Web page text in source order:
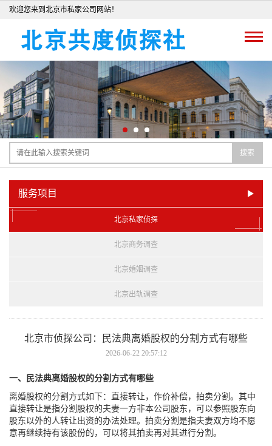
欢迎您来到北京市私家公司网站！
搜索
服务项目
北京私家侦探
北京商务调查
北京婚姻调查
北京出轨调查
北京市侦探公司： 民法典离婚股权的分割方式有哪些
2026-06-22 20:57:12
一、民法典离婚股权的分割方式有哪些
离婚股权的分割方式如下：直接转让，作价补偿，拍卖分割。其中
直接转让是指分割股权的夫妻一方非本公司股东，可以参照股东向
股东以外的人转让出资的办法处理。拍卖分割是指夫妻双方均不愿
意再继续持有该股份的，可以将其拍卖再对其进行分割。